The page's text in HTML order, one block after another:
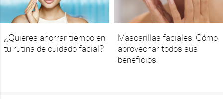
¿Quieres ahorrar tiempo en
tu rutina de cuidado facial?
Mascarillas faciales: Cómo
aprovechar todos sus
beneficios